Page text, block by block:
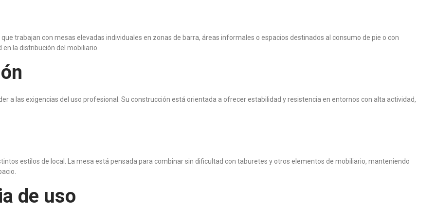
trabajan con mesas elevadas individuales en zonas de barra, áreas informales o espacios destinados al consumo de pie o con
la distribución del mobiliario.
a las exigencias del uso profesional. Su construcción está orientada a ofrecer estabilidad y resistencia en entornos con alta actividad,
estilos de local. La mesa está pensada para combinar sin dificultad con taburetes y otros elementos de mobiliario, manteniendo
de uso